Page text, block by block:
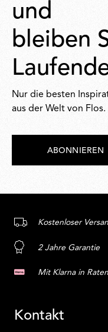
und
bleiben
Nur die besten
aus der Welt von Flos.
ABONNIEREN
Kostenloser
2 Jahre Garantie
Mit Klarna in
Kontakt